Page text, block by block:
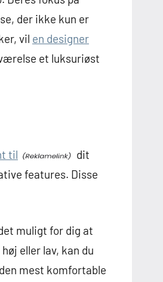
der ikke kun er
vil en designer
et luksuriøst
til
dit
features. Disse
muligt for dig at
eller lav, kan du
mest komfortable